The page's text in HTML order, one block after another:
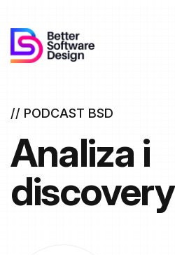
// PODCAST BSD
Analiza i
discovery